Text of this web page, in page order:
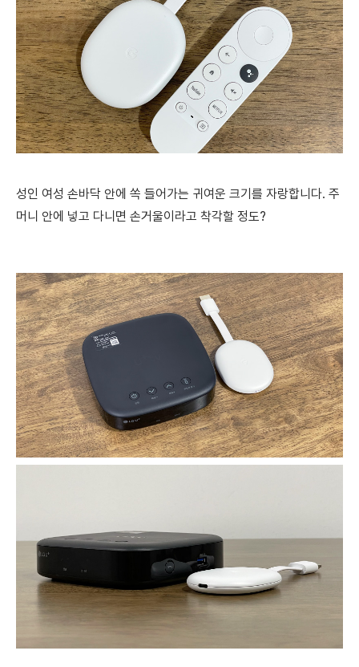
성인 여성 손바닥 안에 쏙 들어가는 귀여운 크기를 자랑합니다. 주
머니 안에 넣고 다니면 손거울이라고 착각할 정도?